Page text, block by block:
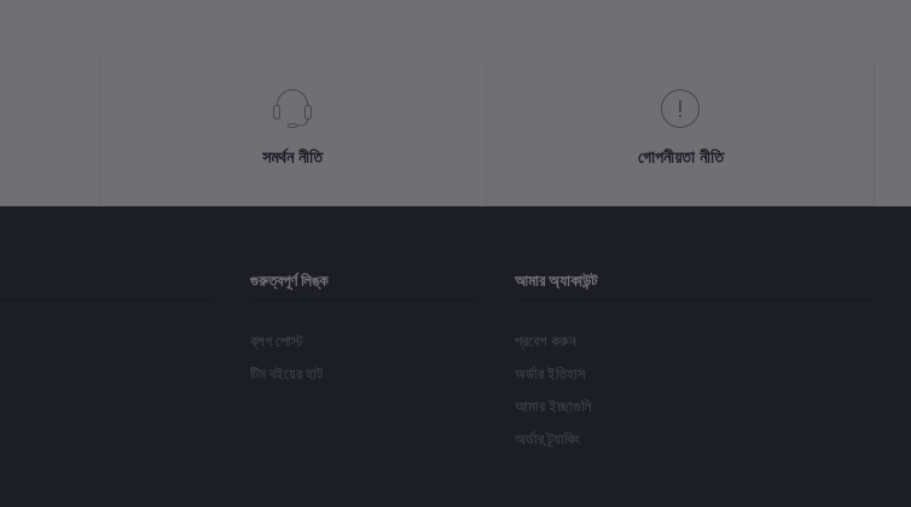
সমর্থন নীতি গোপনীয়তা নীতি
গুরুত্বপূর্ণ লিঙ্ক
ব্লগ পোস্ট
টিম বইয়ের হাট
আমার অ্যাকাউন্ট
প্রবেশ করুন
অর্ডার ইতিহাস
আমার ইচ্ছাগুলি
অর্ডার ট্র্যাকিং